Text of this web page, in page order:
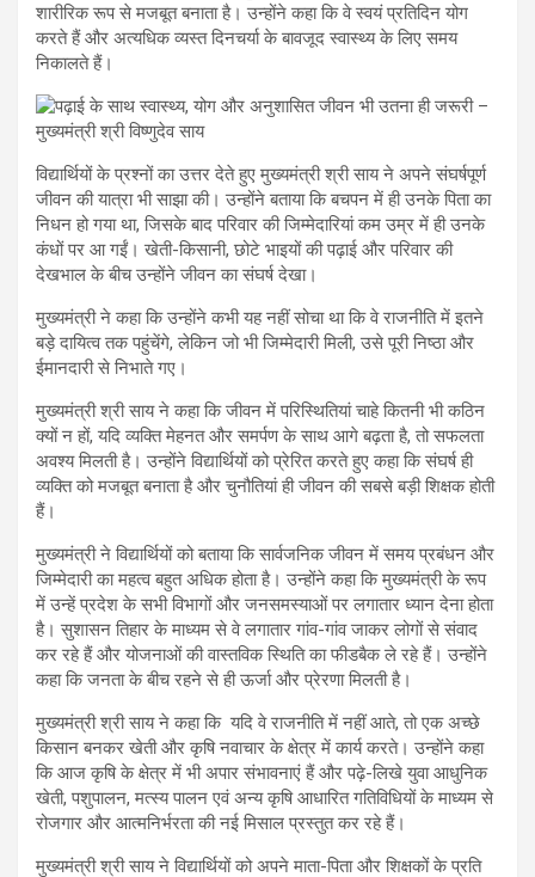
शारीरिक रूप से मजबूत बनाता है। उन्होंने कहा कि वे स्वयं प्रतिदिन योग
करते हैं और अत्यधिक व्यस्त दिनचर्या के बावजूद स्वास्थ्य के लिए समय
निकालते हैं।
विद्यार्थियों के प्रश्नों का उत्तर देते हुए मुख्यमंत्री श्री साय ने अपने संघर्षपूर्ण
जीवन की यात्रा भी साझा की। उन्होंने बताया कि बचपन में ही उनके पिता का
निधन हो गया था, जिसके बाद परिवार की जिम्मेदारियां कम उम्र में ही उनके
कंधों पर आ गईं। खेती-किसानी, छोटे भाइयों की पढ़ाई और परिवार की
देखभाल के बीच उन्होंने जीवन का संघर्ष देखा।
मुख्यमंत्री ने कहा कि उन्होंने कभी यह नहीं सोचा था कि वे राजनीति में इतने
बड़े दायित्व तक पहुंचेंगे, लेकिन जो भी जिम्मेदारी मिली, उसे पूरी निष्ठा और
ईमानदारी से निभाते गए।
मुख्यमंत्री श्री साय ने कहा कि जीवन में परिस्थितियां चाहे कितनी भी कठिन
क्यों न हों, यदि व्यक्ति मेहनत और समर्पण के साथ आगे बढ़ता है, तो सफलता
अवश्य मिलती है। उन्होंने विद्यार्थियों को प्रेरित करते हुए कहा कि संघर्ष ही
व्यक्ति को मजबूत बनाता है और चुनौतियां ही जीवन की सबसे बड़ी शिक्षक होती
हैं।
मुख्यमंत्री ने विद्यार्थियों को बताया कि सार्वजनिक जीवन में समय प्रबंधन और
जिम्मेदारी का महत्व बहुत अधिक होता है। उन्होंने कहा कि मुख्यमंत्री के रूप
में उन्हें प्रदेश के सभी विभागों और जनसमस्याओं पर लगातार ध्यान देना होता
है। सुशासन तिहार के माध्यम से वे लगातार गांव-गांव जाकर लोगों से संवाद
कर रहे हैं और योजनाओं की वास्तविक स्थिति का फीडबैक ले रहे हैं। उन्होंने
कहा कि जनता के बीच रहने से ही ऊर्जा और प्रेरणा मिलती है।
मुख्यमंत्री श्री साय ने कहा कि यदि वे राजनीति में नहीं आते, तो एक अच्छे
किसान बनकर खेती और कृषि नवाचार के क्षेत्र में कार्य करते। उन्होंने कहा
कि आज कृषि के क्षेत्र में भी अपार संभावनाएं हैं और पढ़े-लिखे युवा आधुनिक
खेती, पशुपालन, मत्स्य पालन एवं अन्य कृषि आधारित गतिविधियों के माध्यम से
रोजगार और आत्मनिर्भरता की नई मिसाल प्रस्तुत कर रहे हैं।
मुख्यमंत्री श्री साय ने विद्यार्थियों को अपने माता-पिता और शिक्षकों के प्रति